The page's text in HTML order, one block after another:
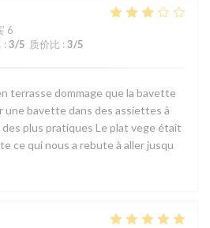
6
: 3/5 质价比 : 3/5
terrasse dommage que la bavette
bavette dans des assiettes à
des plus pratiques Le plat vege était
ce qui nous a rebute à aller jusqu